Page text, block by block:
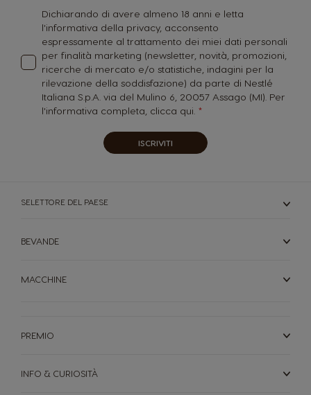
Dichiarando di avere almeno 18 anni e letta
l'informativa della privacy, acconsento
espressamente al trattamento dei miei dati personali
per finalità marketing (newsletter, novità, promozioni,
ricerche di mercato e/o statistiche, indagini per la
rilevazione della soddisfazione) da parte di Nestlé
Italiana S.p.A. via del Mulino 6, 20057 Assago (MI). Per
l'informativa completa, clicca qui.
ISCRIVITI
SELETTORE DEL PAESE
BEVANDE
MACCHINE
PREMIO
INFO & CURIOSITÀ